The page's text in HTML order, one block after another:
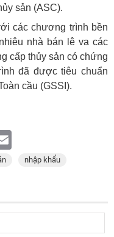
sản (ASC).
các chương trình bền
nhà bán lê va các
cấp thủy sản có chứng
đã được tiêu chuẩn
cầu (GSSI).
nhập khẩu